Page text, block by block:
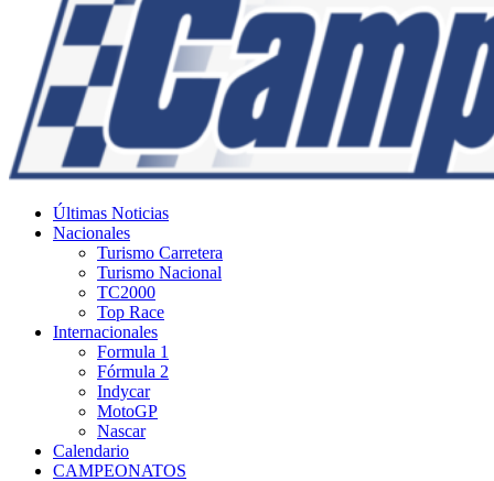
Últimas Noticias
Nacionales
Turismo Carretera
Turismo Nacional
TC2000
Top Race
Internacionales
Formula 1
Fórmula 2
Indycar
MotoGP
Nascar
Calendario
CAMPEONATOS